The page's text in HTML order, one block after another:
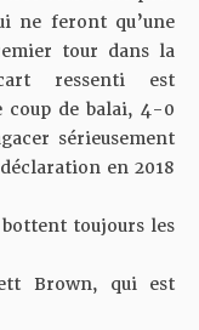
ne feront qu’une
tour dans la
ressenti est
coup de balai, 4-0
sérieusement
en 2018
toujours les
Brown, qui est